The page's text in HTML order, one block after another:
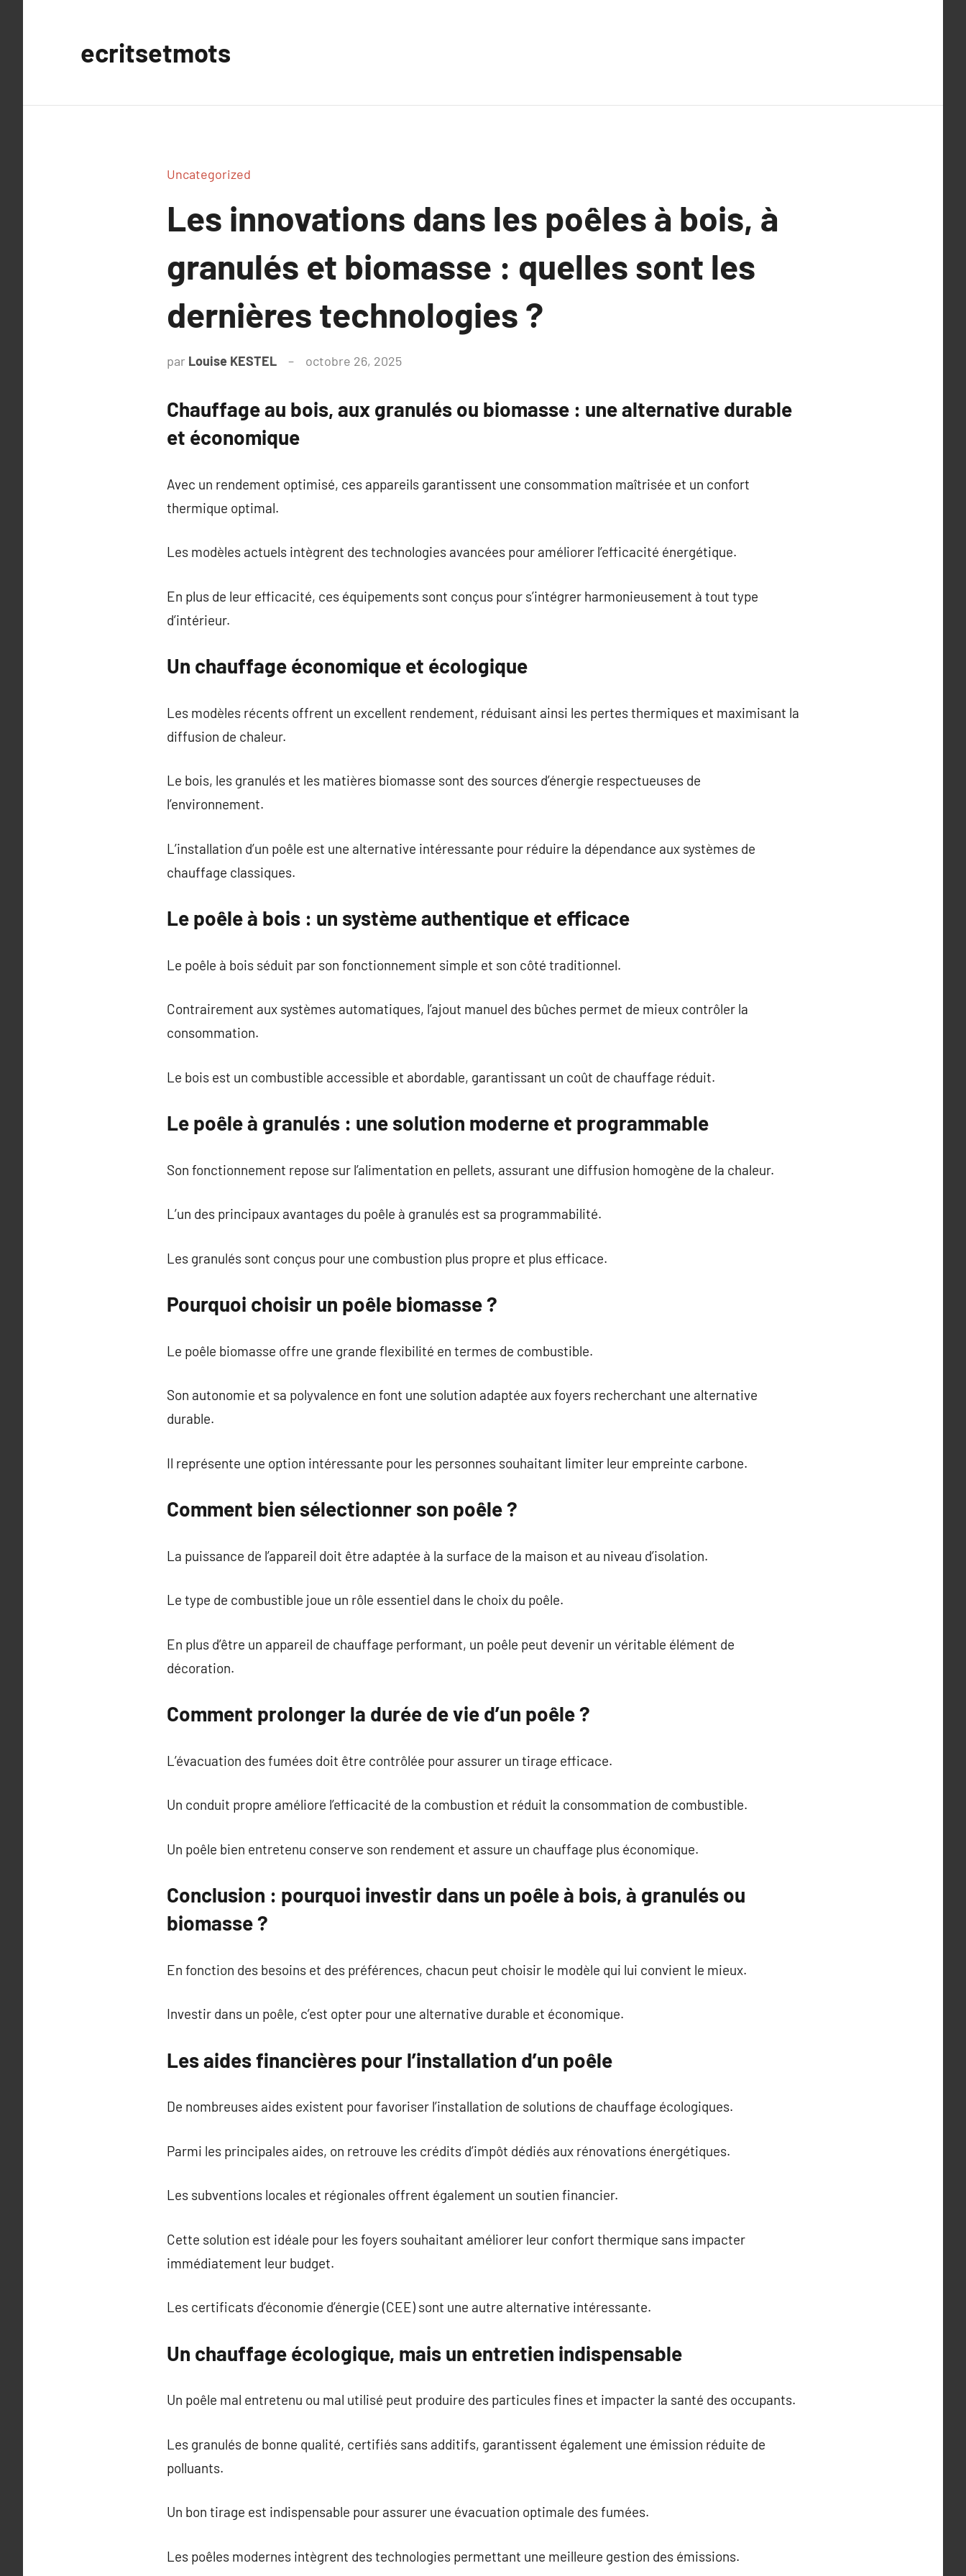
ecritsetmots
Uncategorized
Les innovations dans les poêles à bois, à
granulés et biomasse : quelles sont les
dernières technologies ?
par Louise KESTEL octobre 26, 2025
Chauffage au bois, aux granulés ou biomasse : une alternative durable
et économique
Avec un rendement optimisé, ces appareils garantissent une consommation maîtrisée et un confort
thermique optimal.
Les modèles actuels intègrent des technologies avancées pour améliorer l’efficacité énergétique.
En plus de leur efficacité, ces équipements sont conçus pour s’intégrer harmonieusement à tout type
d’intérieur.
Un chauffage économique et écologique
Les modèles récents offrent un excellent rendement, réduisant ainsi les pertes thermiques et maximisant la
diffusion de chaleur.
Le bois, les granulés et les matières biomasse sont des sources d’énergie respectueuses de
l’environnement.
L’installation d’un poêle est une alternative intéressante pour réduire la dépendance aux systèmes de
chauffage classiques.
Le poêle à bois : un système authentique et efficace
Le poêle à bois séduit par son fonctionnement simple et son côté traditionnel.
Contrairement aux systèmes automatiques, l’ajout manuel des bûches permet de mieux contrôler la
consommation.
Le bois est un combustible accessible et abordable, garantissant un coût de chauffage réduit.
Le poêle à granulés : une solution moderne et programmable
Son fonctionnement repose sur l’alimentation en pellets, assurant une diffusion homogène de la chaleur.
L’un des principaux avantages du poêle à granulés est sa programmabilité.
Les granulés sont conçus pour une combustion plus propre et plus efficace.
Pourquoi choisir un poêle biomasse ?
Le poêle biomasse offre une grande flexibilité en termes de combustible.
Son autonomie et sa polyvalence en font une solution adaptée aux foyers recherchant une alternative
durable.
Il représente une option intéressante pour les personnes souhaitant limiter leur empreinte carbone.
Comment bien sélectionner son poêle ?
La puissance de l’appareil doit être adaptée à la surface de la maison et au niveau d’isolation.
Le type de combustible joue un rôle essentiel dans le choix du poêle.
En plus d’être un appareil de chauffage performant, un poêle peut devenir un véritable élément de
décoration.
Comment prolonger la durée de vie d’un poêle ?
L’évacuation des fumées doit être contrôlée pour assurer un tirage efficace.
Un conduit propre améliore l’efficacité de la combustion et réduit la consommation de combustible.
Un poêle bien entretenu conserve son rendement et assure un chauffage plus économique.
Conclusion : pourquoi investir dans un poêle à bois, à granulés ou
biomasse ?
En fonction des besoins et des préférences, chacun peut choisir le modèle qui lui convient le mieux.
Investir dans un poêle, c’est opter pour une alternative durable et économique.
Les aides financières pour l’installation d’un poêle
De nombreuses aides existent pour favoriser l’installation de solutions de chauffage écologiques.
Parmi les principales aides, on retrouve les crédits d’impôt dédiés aux rénovations énergétiques.
Les subventions locales et régionales offrent également un soutien financier.
Cette solution est idéale pour les foyers souhaitant améliorer leur confort thermique sans impacter
immédiatement leur budget.
Les certificats d’économie d’énergie (CEE) sont une autre alternative intéressante.
Un chauffage écologique, mais un entretien indispensable
Un poêle mal entretenu ou mal utilisé peut produire des particules fines et impacter la santé des occupants.
Les granulés de bonne qualité, certifiés sans additifs, garantissent également une émission réduite de
polluants.
Un bon tirage est indispensable pour assurer une évacuation optimale des fumées.
Les poêles modernes intègrent des technologies permettant une meilleure gestion des émissions.